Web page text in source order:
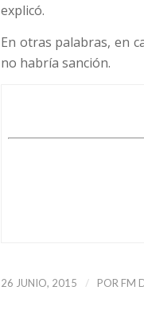
explicó.
En otras palabras, en
no habría sanción.
26 JUNIO, 2015 / POR FM